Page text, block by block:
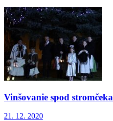
Vinšovanie spod stromčeka
21. 12. 2020